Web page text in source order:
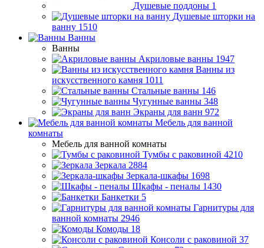
Душевые поддоны 1
Душевые шторки на
ванну 1510
Ванны
Ванны
Акриловые ванны 1947
Ванны из
искусственного камня 1011
Стальные ванны 146
Чугунные ванны 348
Экраны для ванн 972
Мебель для ванной
комнаты
Мебель для ванной комнаты
Тумбы с раковиной 4210
Зеркала 2884
Зеркала-шкафы 1698
Шкафы - пеналы 1430
Банкетки 5
Гарнитуры для
ванной комнаты 2946
Комоды 18
Консоли с раковиной 37